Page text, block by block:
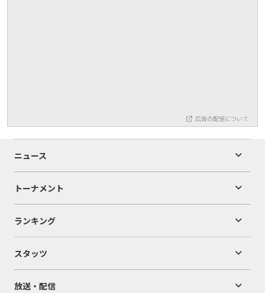
広告の配信について
ニュース
トーナメント
ランキング
スタッツ
放送・配信